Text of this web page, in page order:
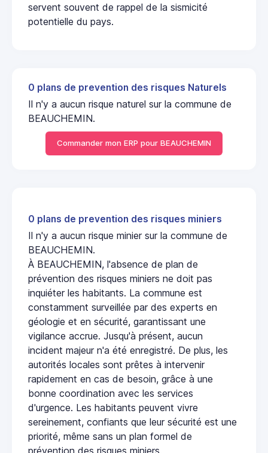
servent souvent de rappel de la sismicité
potentielle du pays.
0 plans de prevention des risques Naturels
Il n'y a aucun risque naturel sur la commune de
BEAUCHEMIN.
Commander mon ERP pour BEAUCHEMIN
0 plans de prevention des risques miniers
Il n'y a aucun risque minier sur la commune de
BEAUCHEMIN.
À BEAUCHEMIN, l'absence de plan de
prévention des risques miniers ne doit pas
inquiéter les habitants. La commune est
constamment surveillée par des experts en
géologie et en sécurité, garantissant une
vigilance accrue. Jusqu'à présent, aucun
incident majeur n'a été enregistré. De plus, les
autorités locales sont prêtes à intervenir
rapidement en cas de besoin, grâce à une
bonne coordination avec les services
d'urgence. Les habitants peuvent vivre
sereinement, confiants que leur sécurité est une
priorité, même sans un plan formel de
prévention des risques miniers.